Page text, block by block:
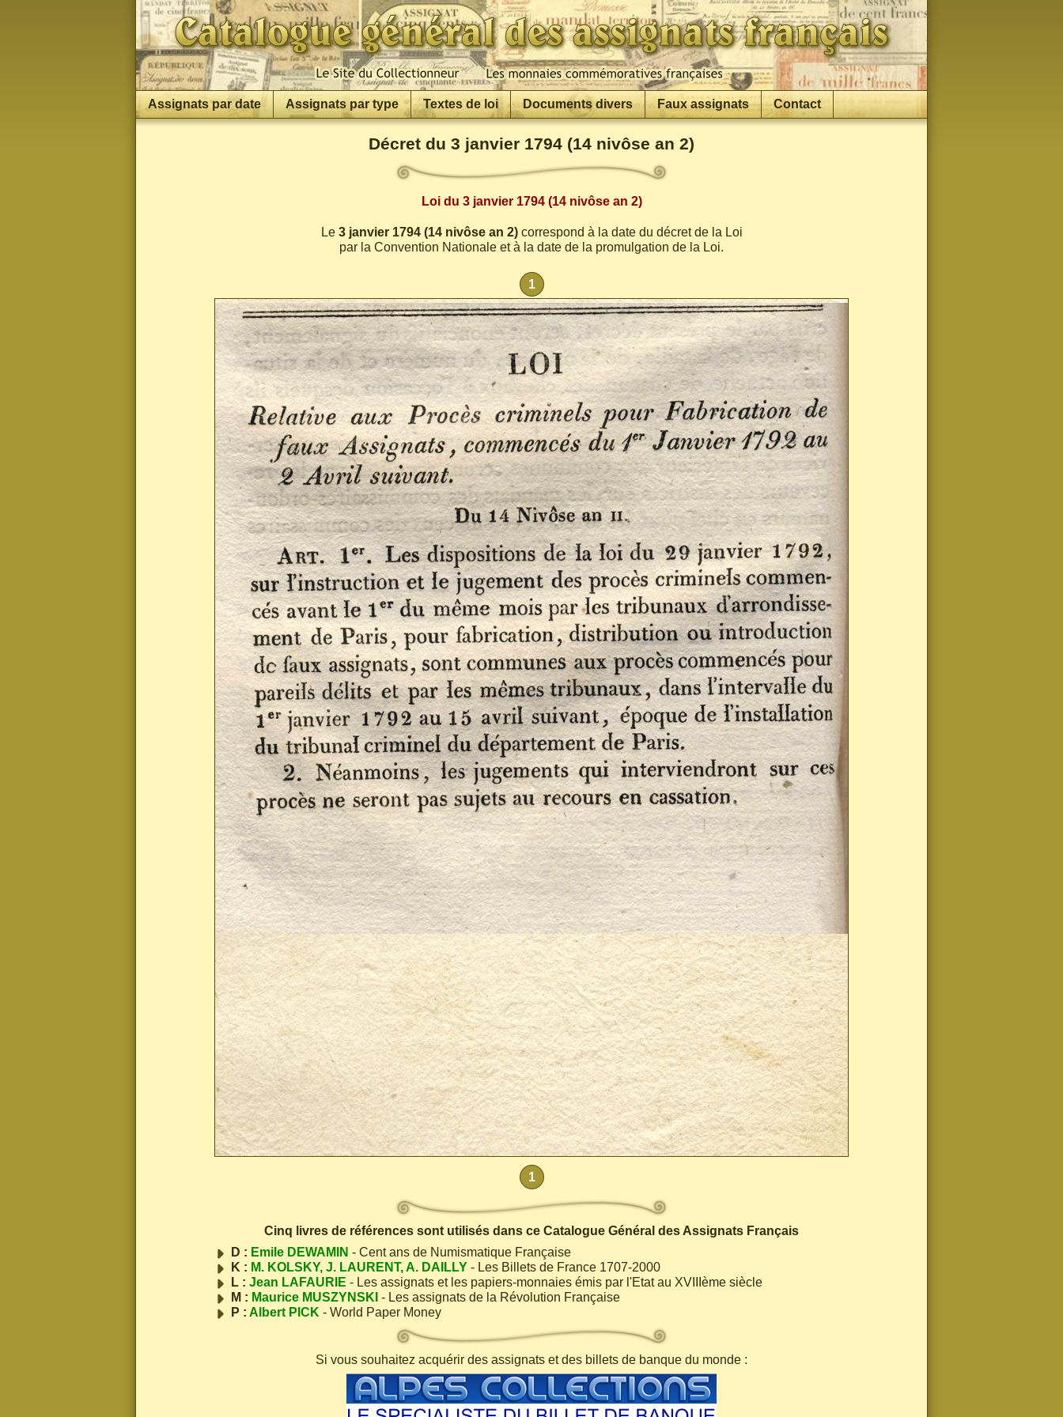
Assignats par date Assignats par type Textes de loi Documents divers Faux assignats Contact
Décret du 3 janvier 1794 (14 nivôse an 2)
Loi du 3 janvier 1794 (14 nivôse an 2)
Le 3 janvier 1794 (14 nivôse an 2)correspond à la date du décret de la Loi
par la Convention Nationale et à la date de la promulgation de la Loi.
1
1
Cinq livres de références sont utilisés dans ce Catalogue Général des Assignats Français
D : Emile DEWAMIN - Cent ans de Numismatique Française
K : M. KOLSKY, J. LAURENT, A. DAILLY - Les Billets de France 1707-2000
L : Jean LAFAURIE - Les assignats et les papiers-monnaies émis par l'Etat au XVIIIème siècle
M : Maurice MUSZYNSKI - Les assignats de la Révolution Française
P : Albert PICK - World Paper Money
Si vous souhaitez acquérir des assignats et des billets de banque du monde :